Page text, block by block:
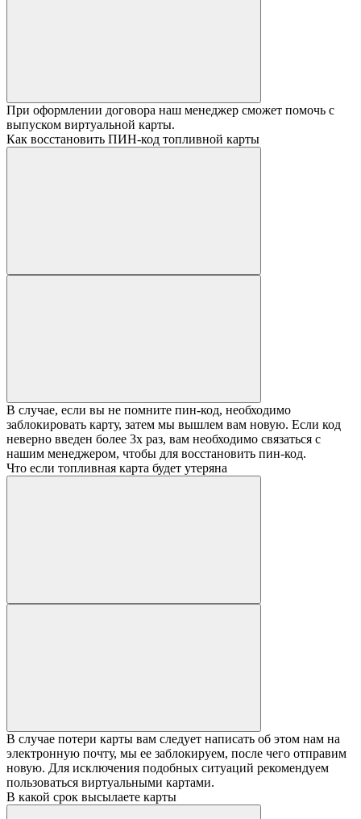
При оформлении договора наш менеджер сможет помочь с
выпуском виртуальной карты.
Как восстановить ПИН-код топливной карты
В случае, если вы не помните пин-код, необходимо
заблокировать карту, затем мы вышлем вам новую. Если код
неверно введен более 3х раз, вам необходимо связаться с
нашим менеджером, чтобы для восстановить пин-код.
Что если топливная карта будет утеряна
В случае потери карты вам следует написать об этом нам на
электронную почту, мы ее заблокируем, после чего отправим
новую. Для исключения подобных ситуаций рекомендуем
пользоваться виртуальными картами.
В какой срок высылаете карты